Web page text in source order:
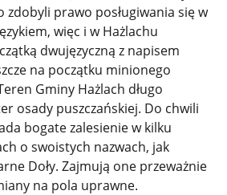
zdobyli prawo posługiwania się w
więc i w Hażlachu
dwujęzyczną z napisem
na początku minionego
Gminy Hażlach długo
osady puszczańskiej. Do chwili
bogate zalesienie w kilku
o swoistych nazwach, jak
Doły. Zajmują one przeważnie
na pola uprawne.